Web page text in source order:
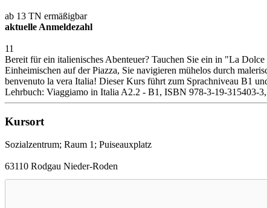
ab 13 TN ermäßigbar
aktuelle Anmeldezahl
11
Bereit für ein italienisches Abenteuer? Tauchen Sie ein in "La
Einheimischen auf der Piazza, Sie navigieren mühelos durch
benvenuto la vera Italia! Dieser Kurs führt zum Sprachniveau B1
Lehrbuch: Viaggiamo in Italia A2.2 - B1, ISBN 978-3-19-315403-
Kursort
Sozialzentrum; Raum 1; Puiseauxplatz
63110 Rodgau Nieder-Roden